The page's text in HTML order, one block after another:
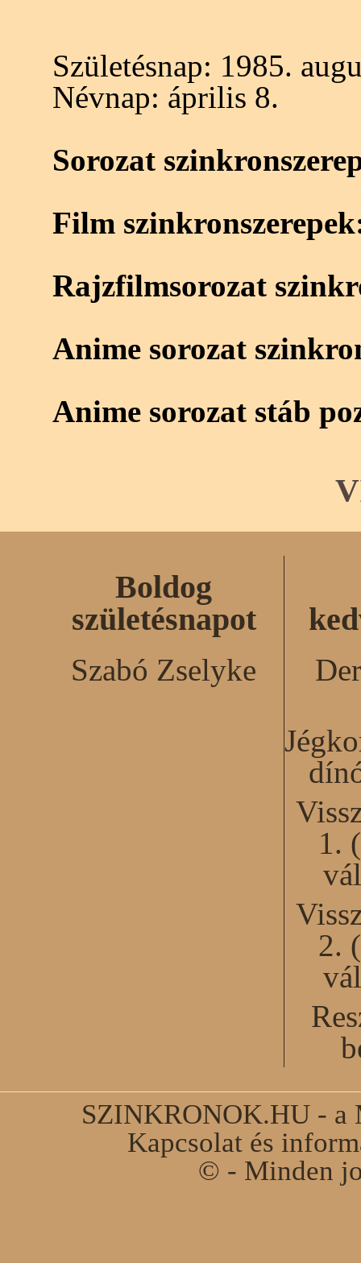
Születésnap: 1985.
Névnap: április 8.
Sorozat
Film
Rajzfilmsorozat
Anime sorozat
Anime sorozat stáb
Boldog
születésnapot
Szabó Zselyke
1.
2.
SZINKRONOK.HU - a
Kapcsolat és
© - Minden